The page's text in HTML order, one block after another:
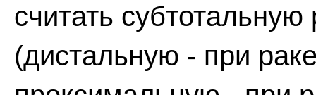
считать
(дистальную - при